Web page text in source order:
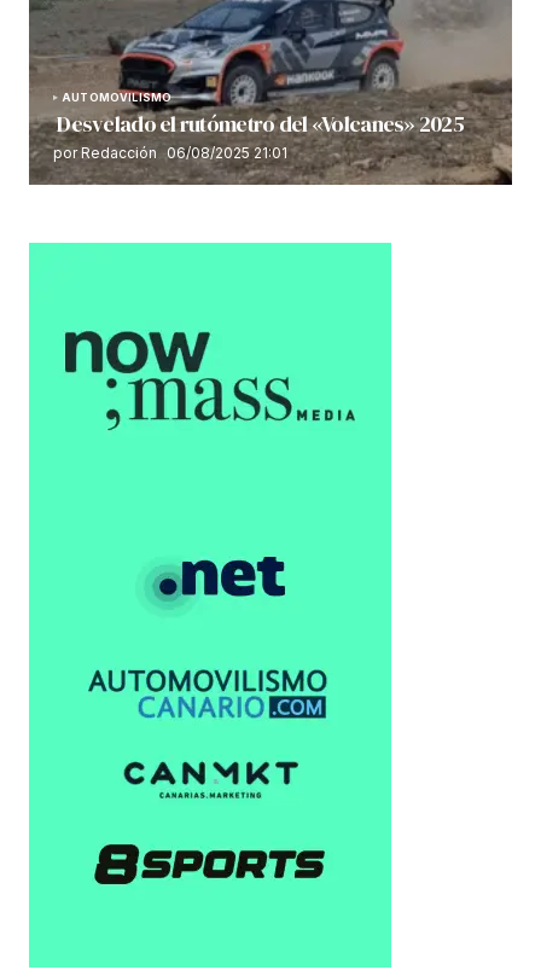
AUTOMOVILISMO
Desvelado el rutómetro del «Volcanes» 2025
por Redacción 06/08/2025 21:01